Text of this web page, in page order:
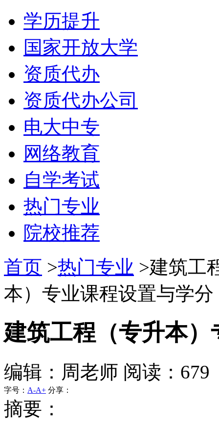
学历提升
国家开放大学
资质代办
资质代办公司
电大中专
网络教育
自学考试
热门专业
院校推荐
首页 >热门专业 >建筑工
本）专业课程设置与学分
建筑工程（专升本
编辑：周老师 阅读：679
字号： A-A+ 分享：
摘要：